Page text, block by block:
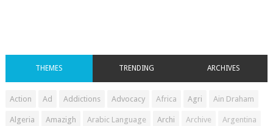
THEMES TRENDING ARCHIVES
Action Ad Addictions Advocacy Africa Agri Ain Draham
Algeria Amazigh Arabic Language Archi Archive Argentina